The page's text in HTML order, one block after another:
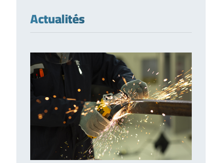
Actualités